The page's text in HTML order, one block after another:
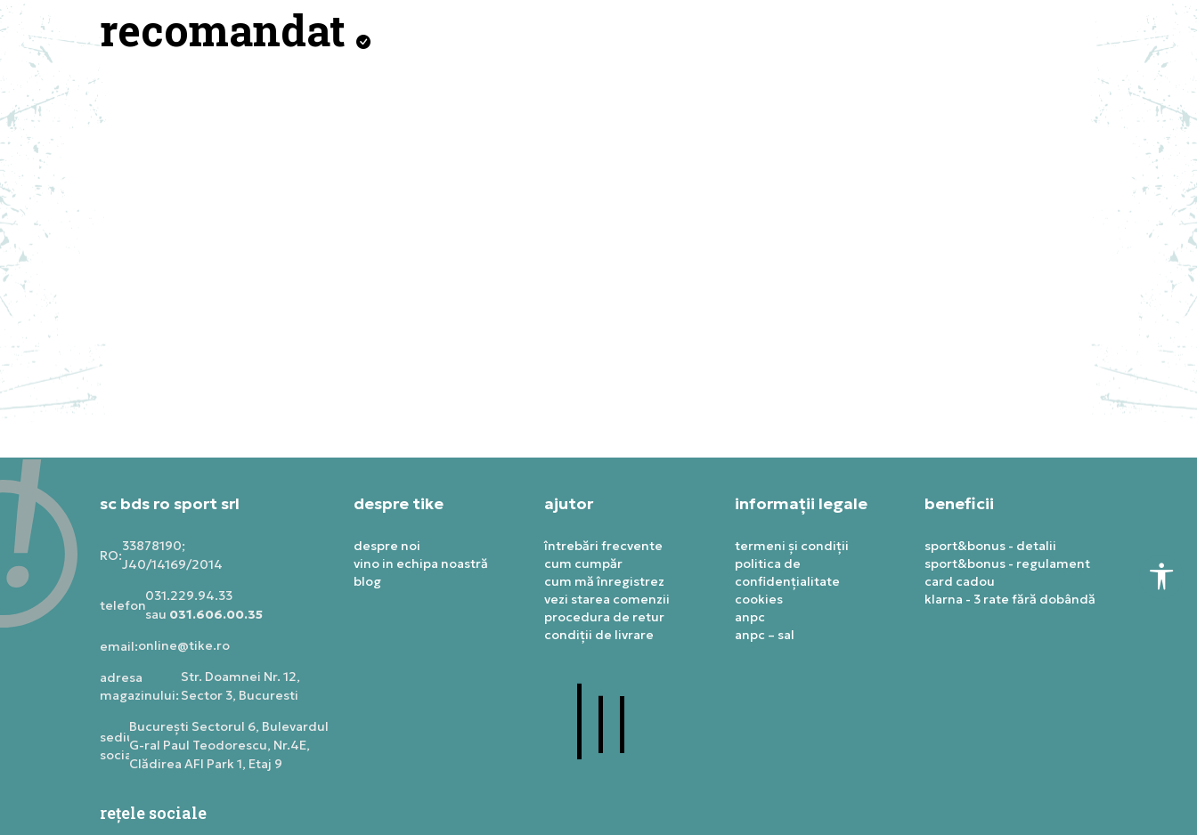
recomandat
sc bds ro sport srl
RO:
33878190;
J40/14169/2014
telefon:
031.229.94.33
sau 031.606.00.35
email:online@tike.ro
adresa
magazinului:
Str. Doamnei Nr. 12,
Sector 3, Bucuresti
sediu
social:
Bucureşti Sectorul 6, Bulevardul
G-ral Paul Teodorescu, Nr.4E,
Clădirea AFI Park 1, Etaj 9
despre tike
despre noi
vino in echipa noastră
blog
ajutor
întrebări frecvente
cum cumpăr
cum mă înregistrez
vezi starea comenzii
procedura de retur
condiții de livrare
informații legale
termeni și condiții
politica de
confidențialitate
cookies
anpc
anpc – sal
beneficii
sport&bonus - detalii
sport&bonus - regulament
card cadou
klarna - 3 rate fără dobândă
rețele sociale